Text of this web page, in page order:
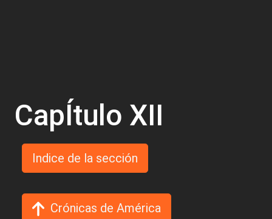
CapÍtulo XII
Indice de la sección
Crónicas de América